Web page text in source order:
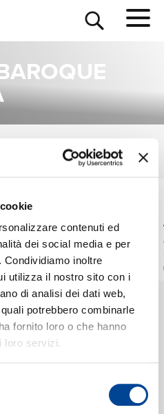
contenuti ed
dei social media e per
inoltre
utilizza il nostro sito con i
di analisi dei dati web,
potrebbero combinarle
fornito loro o che hanno
loro servizi.
VEDI TUTTI
NICOLA BENEDETTI,
BENEDETTI
BAROQUE
ORCHESTRA
Vivaldi: Violin
Concerto in D Major,
RV 211: III. Allegro
IG 3
Digitale
NEWS